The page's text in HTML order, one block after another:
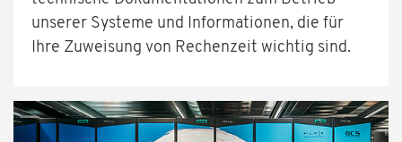
unserer Systeme und Informationen, die für
Ihre Zuweisung von Rechenzeit wichtig sind.